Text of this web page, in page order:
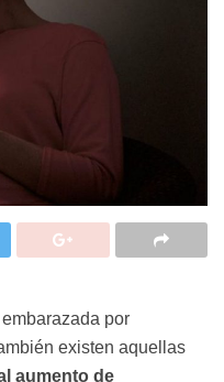
por
existen aquellas
aumento de